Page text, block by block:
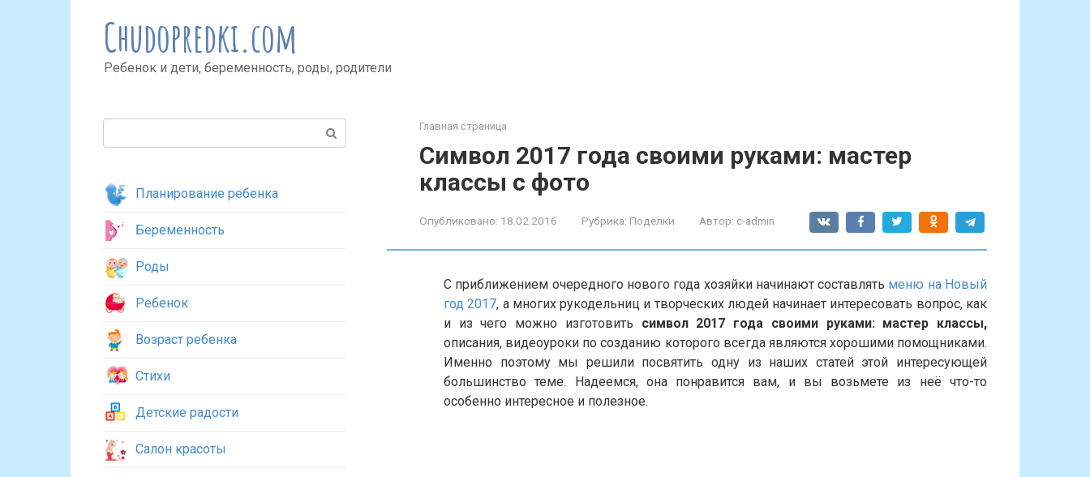
Chudopredki.com
Ребенок и дети, беременность, роды, родители
Главная страница
Символ 2017 года своими руками: мастер
классы с фото
Опубликовано: 18.02.2016 Рубрика: Поделки Автор: c-admin
С приближением очередного нового года хозяйки начинают составлять меню на Новый
год 2017, а многих рукодельниц и творческих людей начинает интересовать вопрос, как
и из чего можно изготовить символ 2017 года своими руками: мастер классы,
описания, видеоуроки по созданию которого всегда являются хорошими помощниками.
Именно поэтому мы решили посвятить одну из наших статей этой интересующей
большинство теме. Надеемся, она понравится вам, и вы возьмете из неё что-то
особенно интересное и полезное.
Планирование ребенка
Беременность
Роды
Ребенок
Возраст ребенка
Стихи
Детские радости
Салон красоты